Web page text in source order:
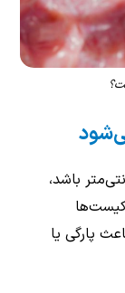
باشد،
کیست‌ها
پارگی یا